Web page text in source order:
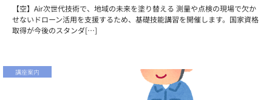
【空】Air次世代技術で、地域の未来を塗り替える 測量や点検の現場で欠か
せないドローン活用を支援するため、基礎技能講習を開催します。国家資格
取得が今後のスタンダ[…]
講座案内